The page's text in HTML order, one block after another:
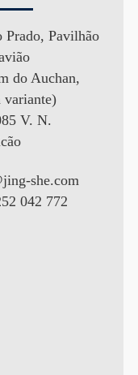
Prado, Pavilhão
do Auchan,
variante)
V. N.
she.com
042 772